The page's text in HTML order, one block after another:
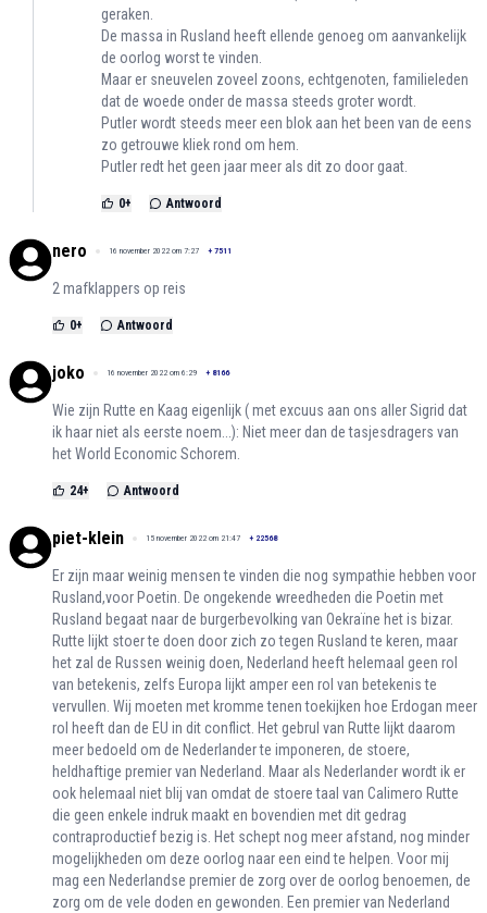
geraken.
De massa in Rusland heeft ellende genoeg om aanvankelijk
de oorlog worst te vinden.
Maar er sneuvelen zoveel zoons, echtgenoten, familieleden
dat de woede onder de massa steeds groter wordt.
Putler wordt steeds meer een blok aan het been van de eens
zo getrouwe kliek rond om hem.
Putler redt het geen jaar meer als dit zo door gaat.
0+ Antwoord
nero 16 november 2022 om 7:27 + 7511
2 mafklappers op reis
0+ Antwoord
joko 16 november 2022 om 6:29 + 8166
Wie zijn Rutte en Kaag eigenlijk ( met excuus aan ons aller Sigrid dat
ik haar niet als eerste noem...): Niet meer dan de tasjesdragers van
het World Economic Schorem.
24+ Antwoord
piet-klein 15 november 2022 om 21:47 + 22568
Er zijn maar weinig mensen te vinden die nog sympathie hebben voor
Rusland,voor Poetin. De ongekende wreedheden die Poetin met
Rusland begaat naar de burgerbevolking van Oekraïne het is bizar.
Rutte lijkt stoer te doen door zich zo tegen Rusland te keren, maar
het zal de Russen weinig doen, Nederland heeft helemaal geen rol
van betekenis, zelfs Europa lijkt amper een rol van betekenis te
vervullen. Wij moeten met kromme tenen toekijken hoe Erdogan meer
rol heeft dan de EU in dit conflict. Het gebrul van Rutte lijkt daarom
meer bedoeld om de Nederlander te imponeren, de stoere,
heldhaftige premier van Nederland. Maar als Nederlander wordt ik er
ook helemaal niet blij van omdat de stoere taal van Calimero Rutte
die geen enkele indruk maakt en bovendien met dit gedrag
contraproductief bezig is. Het schept nog meer afstand, nog minder
mogelijkheden om deze oorlog naar een eind te helpen. Voor mij
mag een Nederlandse premier de zorg over de oorlog benoemen, de
zorg om de vele doden en gewonden. Een premier van Nederland